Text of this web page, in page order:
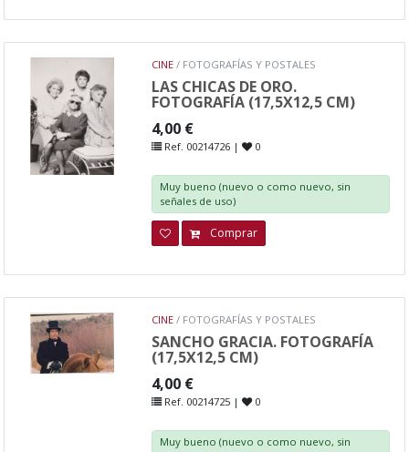
CINE / FOTOGRAFÍAS Y POSTALES
LAS CHICAS DE ORO.
FOTOGRAFÍA (17,5X12,5 CM)
4,00 €
Ref. 00214726 | 0
Muy bueno (nuevo o como nuevo, sin
señales de uso)
Comprar
CINE / FOTOGRAFÍAS Y POSTALES
SANCHO GRACIA. FOTOGRAFÍA
(17,5X12,5 CM)
4,00 €
Ref. 00214725 | 0
Muy bueno (nuevo o como nuevo, sin